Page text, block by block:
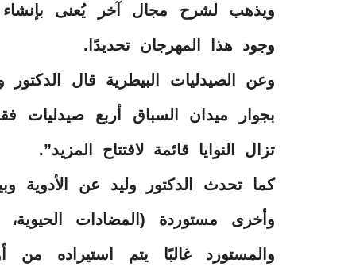
ويذهب لشرح مجال آخر يُعنى
وجود هذا المهرجان تحديدًا.
وعن الصيدليات البيطرية قال
تزال النوايا قائمة لافتتاح المزيد”.
كما تحدث الدكتور وليد عن الأدوية
وأخرى مستوردة (المضادات الحيوية،
والمستورد غالبًا يتم استيراده من